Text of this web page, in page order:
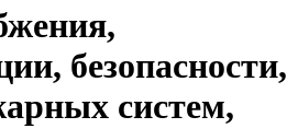
безопасности,
систем,